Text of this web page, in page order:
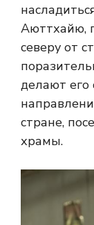
Аюттхайю,
северу от
делают
стране,
храмы.